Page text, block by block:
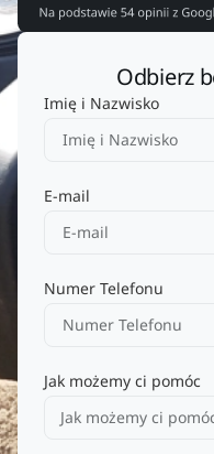
Odbierz
Imię i Nazwisko
E-mail
Numer Telefonu
Jak możemy ci pomóc